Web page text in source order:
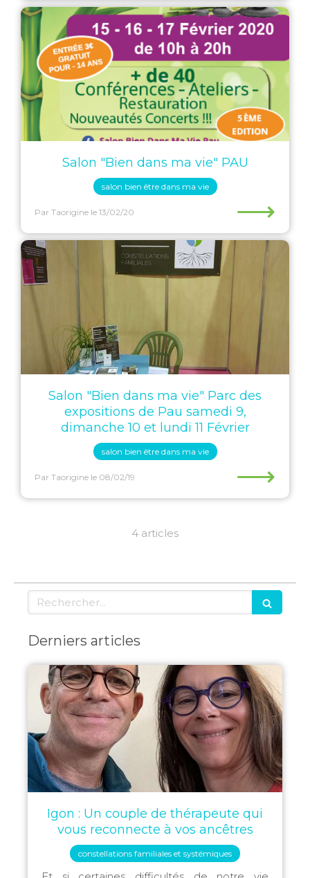
Salon "Bien dans ma vie" PAU
salon bien être dans ma vie
Par Taorigine le 13/02/20 ⟶
Salon "Bien dans ma vie" Parc des
expositions de Pau samedi 9,
dimanche 10 et lundi 11 Février
salon bien être dans ma vie
Par Taorigine le 08/02/19 ⟶
4 articles
Rechercher
Derniers articles
Igon : Un couple de thérapeute qui
vous reconnecte à vos ancêtres
constellations familiales et systémiques